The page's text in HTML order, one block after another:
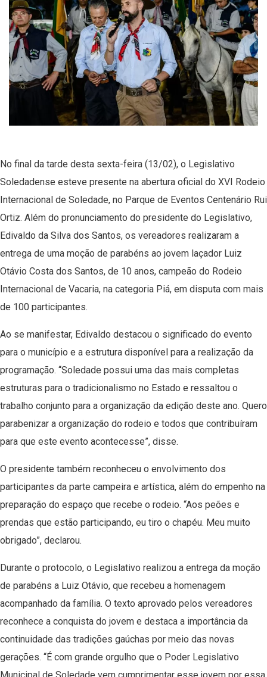
No final da tarde desta sexta-feira (13/02), o Legislativo
Soledadense esteve presente na abertura oficial do XVI Rodeio
Internacional de Soledade, no Parque de Eventos Centenário Rui
Ortiz. Além do pronunciamento do presidente do Legislativo,
Edivaldo da Silva dos Santos, os vereadores realizaram a
entrega de uma moção de parabéns ao jovem laçador Luiz
Otávio Costa dos Santos, de 10 anos, campeão do Rodeio
Internacional de Vacaria, na categoria Piá, em disputa com mais
de 100 participantes.
Ao se manifestar, Edivaldo destacou o significado do evento
para o município e a estrutura disponível para a realização da
programação. “Soledade possui uma das mais completas
estruturas para o tradicionalismo no Estado e ressaltou o
trabalho conjunto para a organização da edição deste ano. Quero
parabenizar a organização do rodeio e todos que contribuíram
para que este evento acontecesse”, disse.
O presidente também reconheceu o envolvimento dos
participantes da parte campeira e artística, além do empenho na
preparação do espaço que recebe o rodeio. “Aos peões e
prendas que estão participando, eu tiro o chapéu. Meu muito
obrigado”, declarou.
Durante o protocolo, o Legislativo realizou a entrega da moção
de parabéns a Luiz Otávio, que recebeu a homenagem
acompanhado da família. O texto aprovado pelos vereadores
reconhece a conquista do jovem e destaca a importância da
continuidade das tradições gaúchas por meio das novas
gerações. “É com grande orgulho que o Poder Legislativo
Municipal de Soledade vem cumprimentar esse jovem por essa